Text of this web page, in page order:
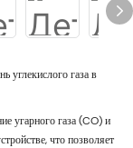
углекислого газа в
угарного газа (CO) и
что позволяет